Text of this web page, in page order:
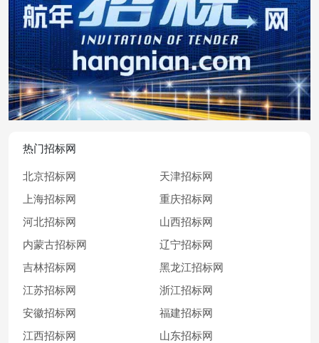
热门招标网
北京招标网
天津招标网
上海招标网
重庆招标网
河北招标网
山西招标网
内蒙古招标网
辽宁招标网
吉林招标网
黑龙江招标网
江苏招标网
浙江招标网
安徽招标网
福建招标网
江西招标网
山东招标网